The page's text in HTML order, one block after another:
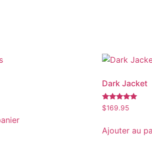
Dark Jacket
Note
5.00
$169.95
Ajouter au